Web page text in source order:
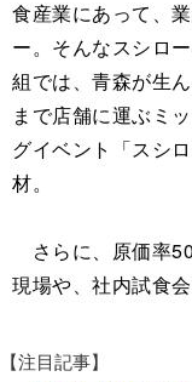
食産業にあって、
ー。そんなスシロ
組では、青森が生
まで店舗に運ぶミ
グイベント「スシ
材。
さらに、原価率
現場や、社内試食
【注目記事】